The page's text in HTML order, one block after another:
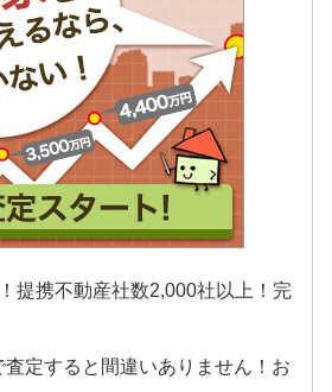
提携不動産社数2,000社以上！完
査定すると間違いありません！お